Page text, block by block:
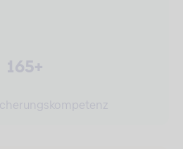
165+